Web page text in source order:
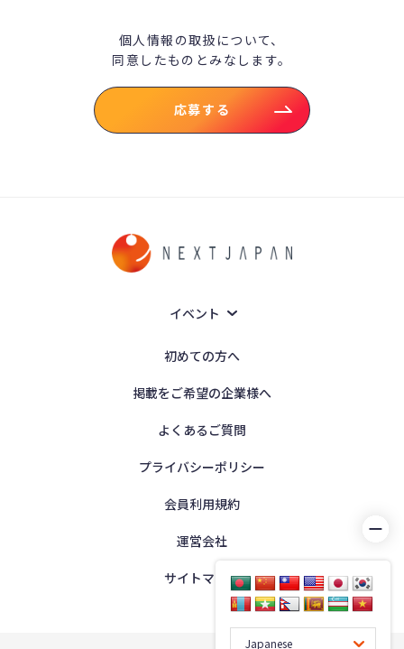
個人情報の取扱について、
同意したものとみなします。
応募する
イベント
初めての方へ
掲載をご希望の企業様へ
よくあるご質問
プライバシーポリシー
会員利用規約
運営会社
サイトマップ